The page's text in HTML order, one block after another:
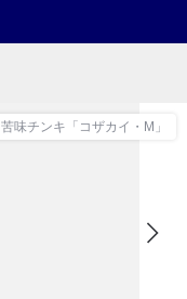
苦味チンキ「コザカイ・M」